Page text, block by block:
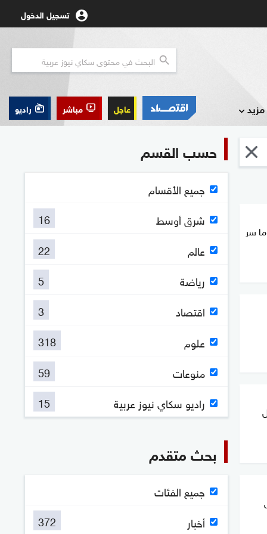
تسجيل الدخول
مزيد عاجل مباشر راديو
سر
حسب القسم
جميع الأقسام
شرق أوسط
16
عالم
22
رياضة
5
اقتصاد
3
علوم
318
منوعات
59
راديو سكاي نيوز عربية
15
بحث متقدم
جميع الفئات
أخبار
372